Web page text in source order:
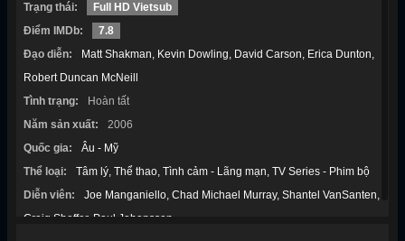
Trạng thái:
Full HD Vietsub
Điểm IMDb:
7.8
Đạo diễn:
Matt Shakman Kevin Dowling David Carson
Erica Dunton
Robert Duncan McNeill
Tình trạng:
Hoàn tất
Năm sản xuất:
2006
Quốc gia:
Âu - Mỹ
Thể loại:
Tâm lý Thể thao Tình cảm - Lãng mạn TV Series - Phim bộ
Diễn viên:
Joe Manganiello Chad Michael Murray Shantel VanSanten
Craig Sheffer Paul Johansson